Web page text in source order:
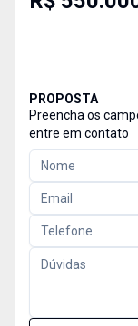
PROPOSTA
Preencha os
entre em contato